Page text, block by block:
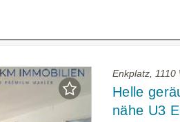
Enkplatz, 1110
Helle
nähe U3